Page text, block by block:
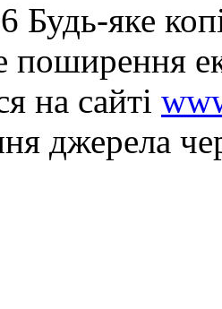
Будь-яке
поширення
на сайті
джерела